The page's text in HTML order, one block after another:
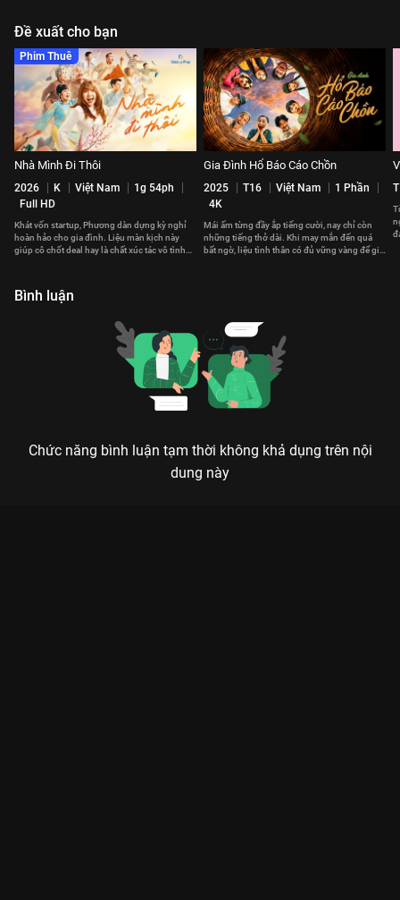
Đề xuất cho bạn
Phim Thuê
Nhà Mình Đi Thôi
2026 K Việt Nam
1g 54ph
Full HD
Khát vốn startup, Phương dàn dựng kỳ nghỉ
hoàn hảo cho gia đình. Liệu màn kịch này
giúp cô chốt deal hay là chất xúc tác vô tình
Gia Đình Hổ Báo Cáo Chồn
2025 T16 Việt Nam
1 Phần
4K
Mái ấm từng đầy ắp tiếng cười, nay chỉ còn
những tiếng thở dài. Khi may mắn đến quá
bất ngờ, liệu tình thân có đủ vững vàng để giữ
Bình luận
Chức năng bình luận tạm thời không khả dụng trên nội
dung này